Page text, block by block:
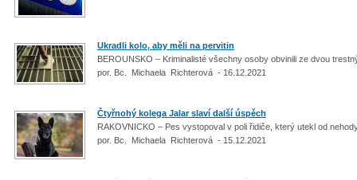
Ukradli kolo, aby měli na pervitin
BEROUNSKO – Kriminalisté všechny osoby obvinili ze dvou
por. Bc. Michaela Richterová - 16.12.2021
Čtyřnohý kolega Jalar slaví další úspěch
RAKOVNICKO – Pes vystopoval v poli řidiče, který utekl od
por. Bc. Michaela Richterová - 15.12.2021